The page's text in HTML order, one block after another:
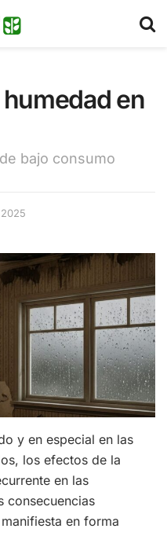
en
bajo consumo
y en especial en las
los efectos de la
en las
consecuencias
en forma